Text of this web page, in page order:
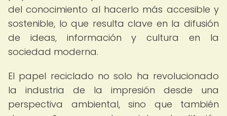
del conocimiento al hacerlo más accesible y
sostenible, lo que resulta clave en la difusión
de ideas, información y cultura en la
sociedad moderna.
El papel reciclado no solo ha revolucionado
la industria de la impresión desde una
perspectiva ambiental, sino que también